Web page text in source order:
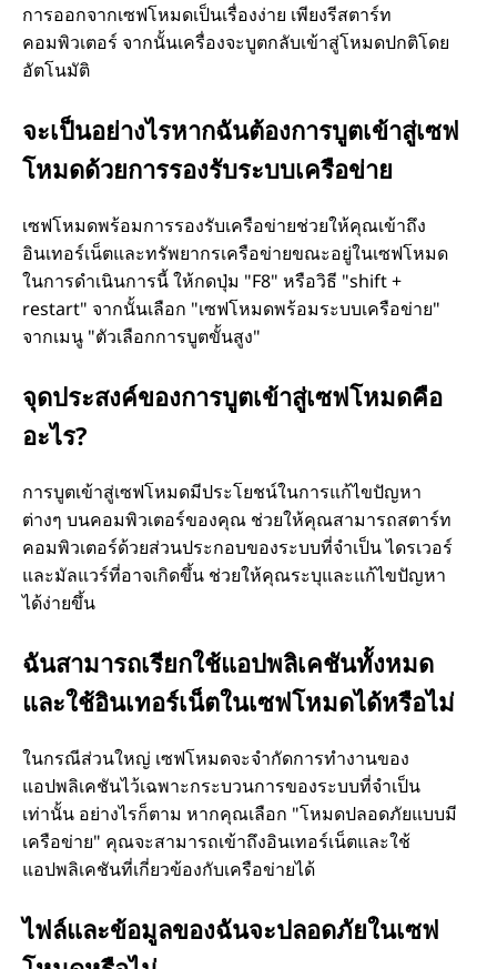
การออกจากเซฟโหมดเป็นเรื่องง่าย เพียงรีสตาร์ท
คอมพิวเตอร์ จากนั้นเครื่องจะบูตกลับเข้าสู่โหมดปกติโดย
อัตโนมัติ
จะเป็นอย่างไรหากฉันต้องการบูตเข้าสู่เซฟ
โหมดด้วยการรองรับระบบเครือข่าย
เซฟโหมดพร้อมการรองรับเครือข่ายช่วยให้คุณเข้าถึง
อินเทอร์เน็ตและทรัพยากรเครือข่ายขณะอยู่ในเซฟโหมด
ในการดำเนินการนี้ ให้กดปุ่ม "F8" หรือวิธี "shift +
restart" จากนั้นเลือก "เซฟโหมดพร้อมระบบเครือข่าย"
จากเมนู "ตัวเลือกการบูตขั้นสูง"
จุดประสงค์ของการบูตเข้าสู่เซฟโหมดคือ
อะไร?
การบูตเข้าสู่เซฟโหมดมีประโยชน์ในการแก้ไขปัญหา
ต่างๆ บนคอมพิวเตอร์ของคุณ ช่วยให้คุณสามารถสตาร์ท
คอมพิวเตอร์ด้วยส่วนประกอบของระบบที่จำเป็น ไดรเวอร์
และมัลแวร์ที่อาจเกิดขึ้น ช่วยให้คุณระบุและแก้ไขปัญหา
ได้ง่ายขึ้น
ฉันสามารถเรียกใช้แอปพลิเคชันทั้งหมด
และใช้อินเทอร์เน็ตในเซฟโหมดได้หรือไม่
ในกรณีส่วนใหญ่ เซฟโหมดจะจำกัดการทำงานของ
แอปพลิเคชันไว้เฉพาะกระบวนการของระบบที่จำเป็น
เท่านั้น อย่างไรก็ตาม หากคุณเลือก "โหมดปลอดภัยแบบมี
เครือข่าย" คุณจะสามารถเข้าถึงอินเทอร์เน็ตและใช้
แอปพลิเคชันที่เกี่ยวข้องกับเครือข่ายได้
ไฟล์และข้อมูลของฉันจะปลอดภัยในเซฟ